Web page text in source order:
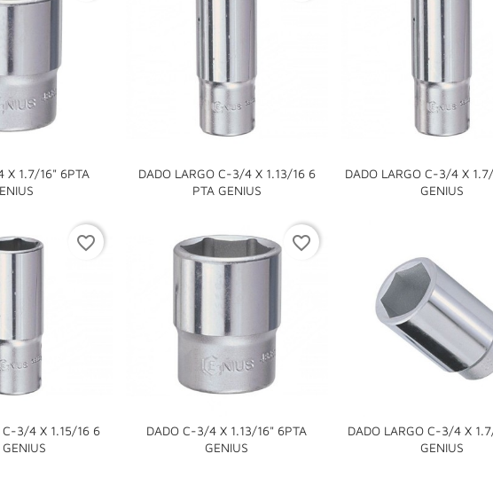
X 1.7/16" 6PTA
DADO LARGO C-3/4 X 1.13/16 6
PTA GENIUS

DADO LARGO C-3/4 X
GENIUS

C-3/4 X 1.15/16 6
favorite_border
DADO C-3/4 X 1.13/16" 6PTA
GENIUS

favorite_border
DADO LARGO C-3/4 X
GENIUS
